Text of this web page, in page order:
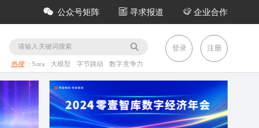
公众号矩阵 寻求报道 企业合作
热搜 :Sora 大模型 字节跳动 数字竞争力
登录 注册